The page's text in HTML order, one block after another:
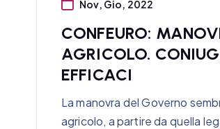
Nov, Gio, 2022
CONFEURO:
AGRICOLO.
EFFICACI
La manovra del Governo
agricolo, a partire da quella